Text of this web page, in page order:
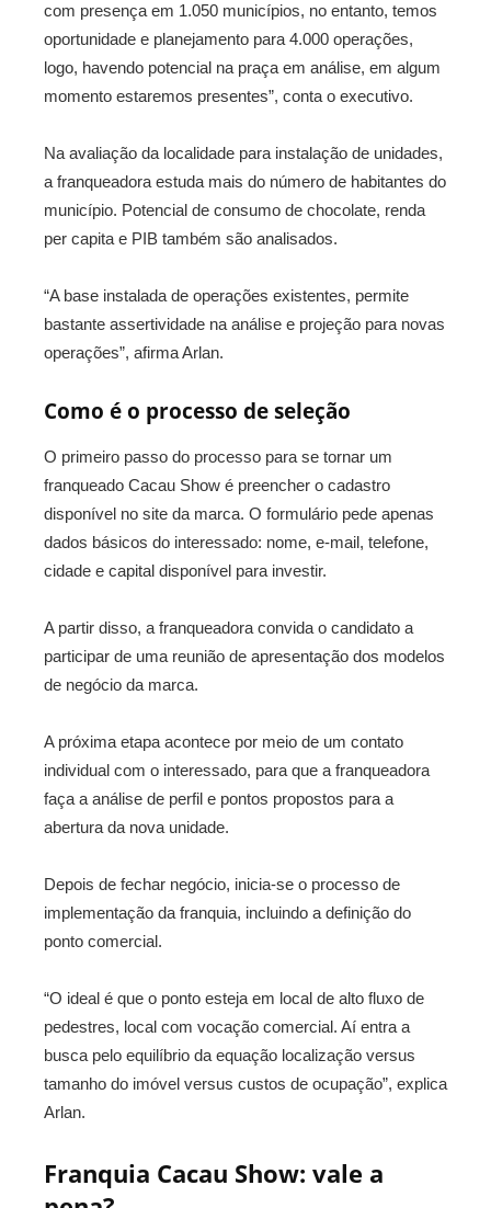
com presença em 1.050 municípios, no entanto, temos
oportunidade e planejamento para 4.000 operações,
logo, havendo potencial na praça em análise, em algum
momento estaremos presentes”, conta o executivo.
Na avaliação da localidade para instalação de unidades,
a franqueadora estuda mais do número de habitantes do
município. Potencial de consumo de chocolate, renda
per capita e PIB também são analisados.
“A base instalada de operações existentes, permite
bastante assertividade na análise e projeção para novas
operações”, afirma Arlan.
Como é o processo de seleção
O primeiro passo do processo para se tornar um
franqueado Cacau Show é preencher o cadastro
disponível no site da marca. O formulário pede apenas
dados básicos do interessado: nome, e-mail, telefone,
cidade e capital disponível para investir.
A partir disso, a franqueadora convida o candidato a
participar de uma reunião de apresentação dos modelos
de negócio da marca.
A próxima etapa acontece por meio de um contato
individual com o interessado, para que a franqueadora
faça a análise de perfil e pontos propostos para a
abertura da nova unidade.
Depois de fechar negócio, inicia-se o processo de
implementação da franquia, incluindo a definição do
ponto comercial.
“O ideal é que o ponto esteja em local de alto fluxo de
pedestres, local com vocação comercial. Aí entra a
busca pelo equilíbrio da equação localização versus
tamanho do imóvel versus custos de ocupação”, explica
Arlan.
Franquia Cacau Show: vale a